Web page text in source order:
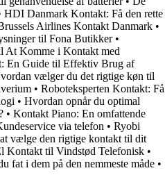
HDI Danmark Kontakt: Få den rette
Airlines Kontakt Danmark •
til Fona Butikker•
At Komme i Kontakt med
En Guide til Effektiv Brug af
vælger du det rigtige køn til
• Roboteksperten Kontakt: Få
• Hvordan opnår du optimal
• Kontakt Piano: En omfattende
via telefon • Ryobi
vælge den rigtige kontakt til dit
Kontakt til Vindstød Telefonisk •
fat i dem på den nemmeste måde •